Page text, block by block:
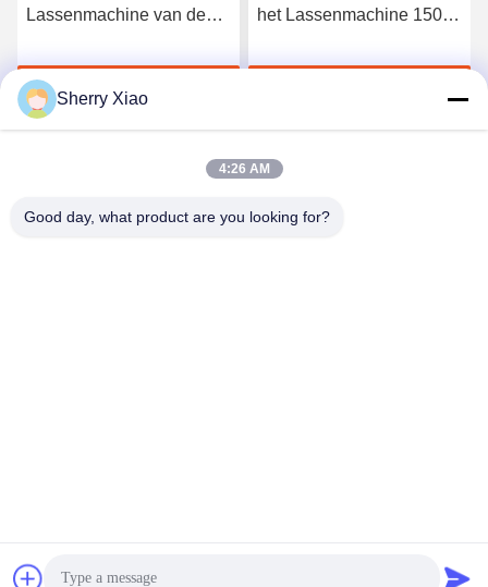
Lassenmachine van de
Zilver, het Certificaat van
Staalce Ga Nu Praten.
het Lassenmachine 150W
Laser Solderende
Auteursrecht © 2016-2026 Wuhan Questt ASIA Technology
Sherry Xiao
4:26 AM
Good day, what product are you looking for?